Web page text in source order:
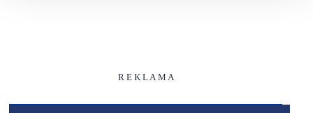
R E K L A M A